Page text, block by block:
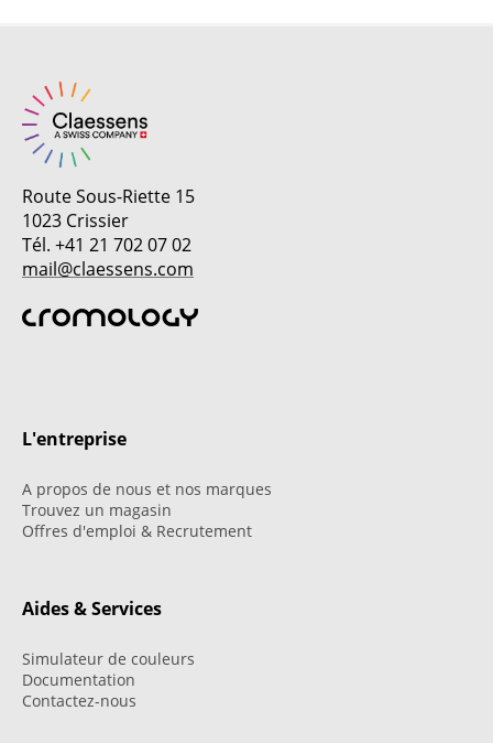
Route Sous-Riette 15
1023 Crissier
Tél. +41 21 702 07 02
mail@claessens.com
L'entreprise
A propos de nous et nos marques
Trouvez un magasin
Offres d'emploi & Recrutement
Aides & Services
Simulateur de couleurs
Documentation
Contactez-nous